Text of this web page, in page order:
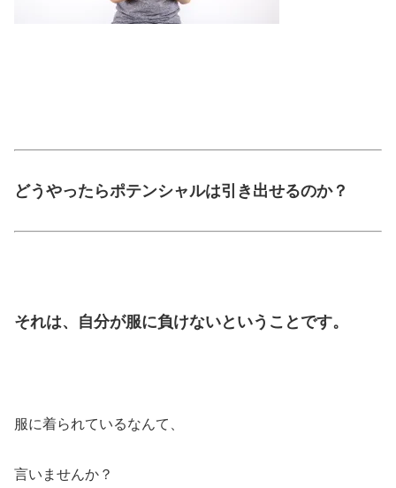
どうやったらポテンシャルは引き出せるのか？
それは、自分が服に負けないということです。
服に着られているなんて、
言いませんか？